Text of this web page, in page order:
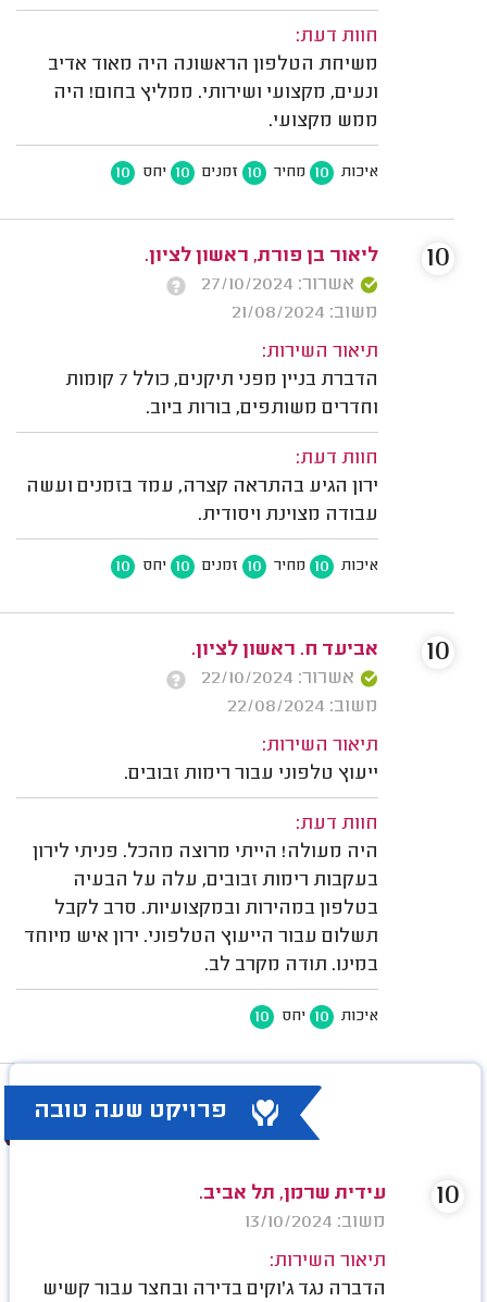
חוות דעת:
משיחת הטלפון הראשונה היה מאוד אדיב
ונעים, מקצועי ושירותי. ממליץ בחום! היה
ממש מקצועי.
איכות 10 מחיר 10 זמנים 10 יחס 10
ליאור בן פורת, ראשון לציון.
אשרור: 27/10/2024
משוב: 21/08/2024
תיאור השירות:
הדברת בניין מפני תיקנים, כולל 7 קומות
וחדרים משותפים, בורות ביוב.
חוות דעת:
ירון הגיע בהתראה קצרה, עמד בזמנים ועשה
עבודה מצוינת ויסודית.
איכות 10 מחיר 10 זמנים 10 יחס 10
10
אביעד ח. ראשון לציון.
אשרור: 22/10/2024
משוב: 22/08/2024
תיאור השירות:
ייעוץ טלפוני עבור רימות זבובים.
חוות דעת:
היה מעולה! הייתי מרוצה מהכל. פניתי לירון
בעקבות רימות זבובים, עלה על הבעיה
בטלפון במהירות ובמקצועיות. סרב לקבל
תשלום עבור הייעוץ הטלפוני. ירון איש מיוחד
במינו. תודה מקרב לב.
איכות 10 יחס 10
10
פרויקט שעה טובה
עידית שרמן, תל אביב.
משוב: 13/10/2024
תיאור השירות:
הדברה נגד ג'וקים בדירה ובחצר עבור קשיש
10